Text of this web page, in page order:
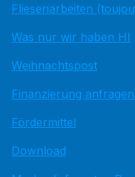
Fliesenarbeiten
Was nur wir haben HI
Weihnachtspost
Finanzierung anfragen
Fördermittel
Download